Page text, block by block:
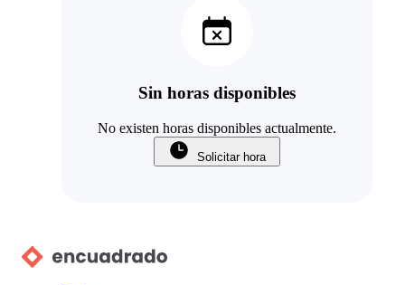
Sin horas disponibles
No existen horas disponibles actualmente.
Solicitar hora